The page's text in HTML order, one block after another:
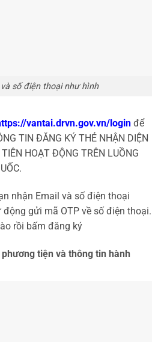
số điện thoại như hình
vantai.drvn.gov.vn/login để
TIN ĐĂNG KÝ THẺ NHẬN DIỆN
HOẠT ĐỘNG TRÊN LUỒNG
nhận Email và số điện thoại
gửi mã OTP về số điện thoại.
rồi bấm đăng ký
tiện và thông tin hành